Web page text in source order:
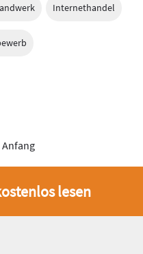
Internethandel
lesen